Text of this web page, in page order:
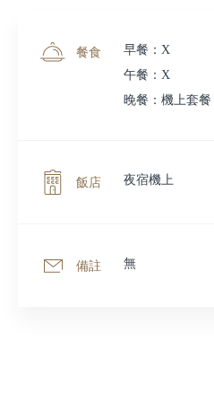
餐食
早餐：X
午餐：X
晚餐：機上套餐
飯店 夜宿機上
備註 無